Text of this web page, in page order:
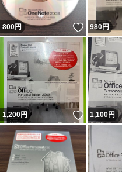
800円 いいね！
980円
1,200円 いいね！
1,100円